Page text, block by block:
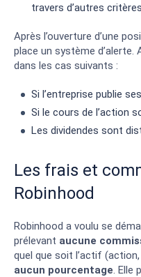
travers d’autres
Après l’ouverture d’une
place un système
dans les cas suivants :
Si l’entreprise publie
Si le cours de l’action
Les dividendes sont
Les frais et
Robinhood
Robinhood a voulu se
prélevant aucune
quel que soit l’actif
aucun pourcentage. Elle